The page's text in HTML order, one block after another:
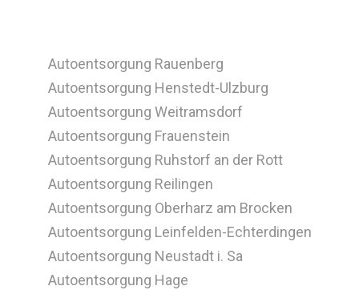
Autoentsorgung Rauenberg
Autoentsorgung Henstedt-Ulzburg
Autoentsorgung Weitramsdorf
Autoentsorgung Frauenstein
Autoentsorgung Ruhstorf an der Rott
Autoentsorgung Reilingen
Autoentsorgung Oberharz am Brocken
Autoentsorgung Leinfelden-Echterdingen
Autoentsorgung Neustadt i. Sa
Autoentsorgung Hage